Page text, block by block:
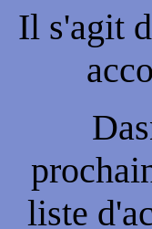
Il s'agit
liste